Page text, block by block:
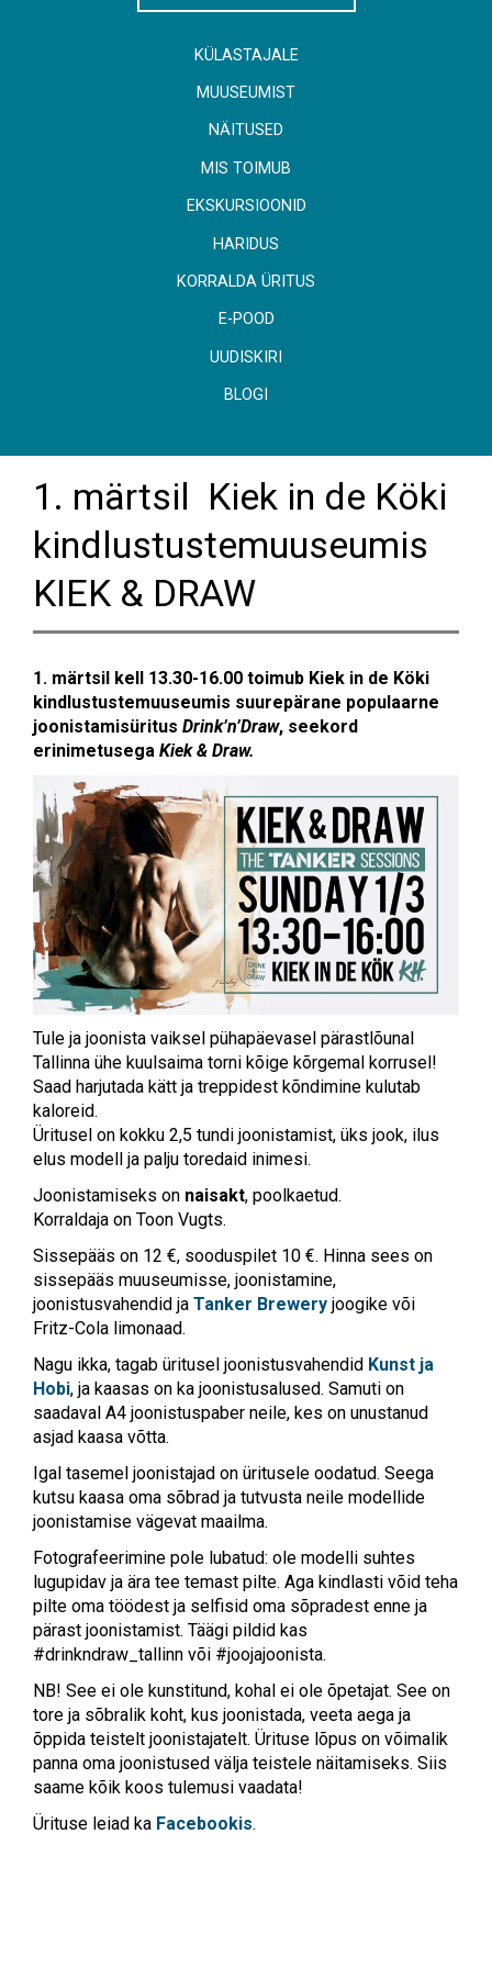
KÜLASTAJALE
MUUSEUMIST
NÄITUSED
MIS TOIMUB
EKSKURSIOONID
HARIDUS
KORRALDA ÜRITUS
E-POOD
UUDISKIRI
BLOGI
1. märtsil Kiek in de Köki
kindlustustemuuseumis
KIEK & DRAW
1. märtsil kell 13.30-16.00 toimub Kiek in de Köki
kindlustustemuuseumis suurepärane populaarne
joonistamisüritus Drink’n’Draw, seekord
erinimetusega Kiek & Draw.
Tule ja joonista vaiksel pühapäevasel pärastlõunal
Tallinna ühe kuulsaima torni kõige kõrgemal korrusel!
Saad harjutada kätt ja treppidest kõndimine kulutab
kaloreid.
Üritusel on kokku 2,5 tundi joonistamist, üks jook, ilus
elus modell ja palju toredaid inimesi.
Joonistamiseks on naisakt, poolkaetud.
Korraldaja on Toon Vugts.
Sissepääs on 12 €, sooduspilet 10 €. Hinna sees on
sissepääs muuseumisse, joonistamine,
joonistusvahendid ja Tanker Brewery joogike või
Fritz-Cola limonaad.
Nagu ikka, tagab üritusel joonistusvahendid Kunst ja
Hobi, ja kaasas on ka joonistusalused. Samuti on
saadaval A4 joonistuspaber neile, kes on unustanud
asjad kaasa võtta.
Igal tasemel joonistajad on üritusele oodatud. Seega
kutsu kaasa oma sõbrad ja tutvusta neile modellide
joonistamise vägevat maailma.
Fotografeerimine pole lubatud: ole modelli suhtes
lugupidav ja ära tee temast pilte. Aga kindlasti võid teha
pilte oma töödest ja selfisid oma sõpradest enne ja
pärast joonistamist. Täägi pildid kas
#drinkndraw_tallinn või #joojajoonista.
NB! See ei ole kunstitund, kohal ei ole õpetajat. See on
tore ja sõbralik koht, kus joonistada, veeta aega ja
õppida teistelt joonistajatelt. Ürituse lõpus on võimalik
panna oma joonistused välja teistele näitamiseks. Siis
saame kõik koos tulemusi vaadata!
Ürituse leiad ka Facebookis.